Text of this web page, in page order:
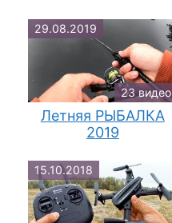
29.08.2019
23 видео
Летняя РЫБАЛКА
2019
15.10.2018